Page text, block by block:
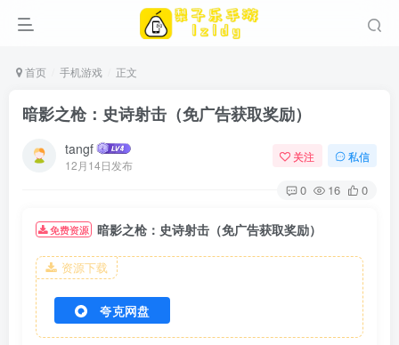
首页 手机游戏 正文
暗影之枪：史诗射击（免广告获取奖励）
tangf
12月14日发布
关注 私信
0 16 0
免费资源 暗影之枪：史诗射击（免广告获取奖励）
资源下载
夸克网盘